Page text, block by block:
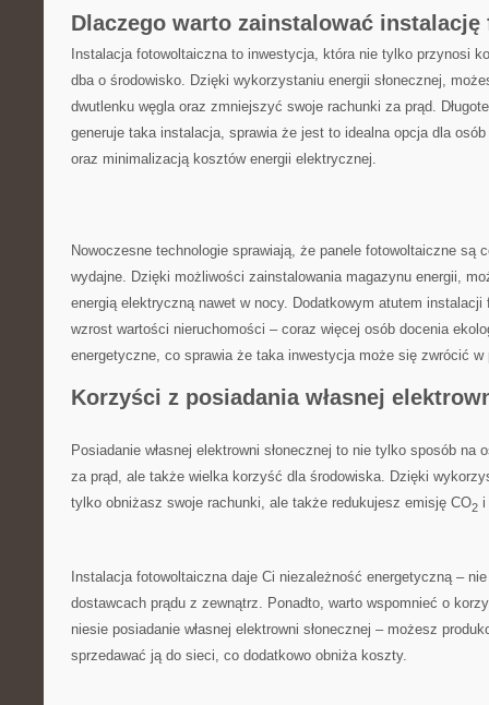
Dlaczego warto zainstalować
Instalacja fotowoltaiczna to inwestycja, która nie tylko przynosi
dba o środowisko. Dzięki wykorzystaniu energii‌ słonecznej,
dwutlenku węgla oraz zmniejszyć swoje rachunki⁤ za ​prąd.
generuje taka instalacja, sprawia że jest to idealna opcja ‌dla
oraz minimalizacją kosztów energii elektrycznej.
Nowoczesne ⁤technologie sprawiają, że panele fotowoltaiczne ⁣są
wydajne. Dzięki możliwości zainstalowania magazynu energii,
energią‍ elektryczną nawet w nocy. Dodatkowym atutem
wzrost wartości nieruchomości – coraz więcej osób docenia
energetyczne, co sprawia że taka inwestycja może⁤ się zwrócić w
Korzyści⁢ z posiadania ⁣własnej
Posiadanie własnej elektrowni ⁣słonecznej to nie tylko sposób na
za prąd, ale także wielka korzyść dla środowiska. Dzięki‌
tylko obniżasz swoje rachunki, ale także redukujesz emisję CO2 i
Instalacja fotowoltaiczna daje Ci niezależność energetyczną –
dostawcach prądu z zewnątrz. Ponadto,‍ warto wspomnieć o
niesie posiadanie własnej elektrowni słonecznej – możesz
sprzedawać ją do sieci, co dodatkowo obniża koszty.